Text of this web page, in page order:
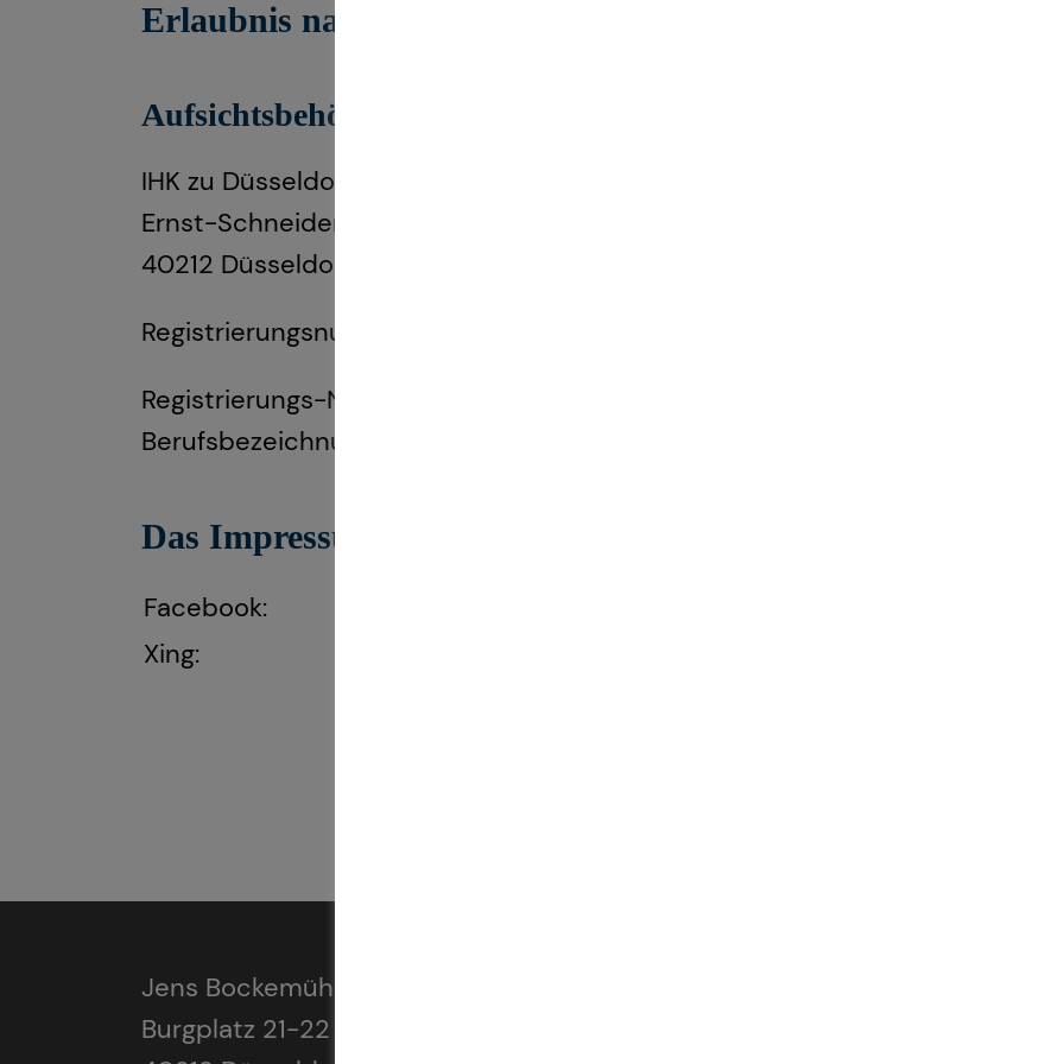
Erlaubnis nach § 34i GewO ​
Aufsichtsbehörde:
IHK zu Düsseldorf
Ernst-Schneider-Platz 1
40212 Düsseldorf
Registrierungsnummer: D-W-119-YP5J-91
Registrierungs-Nr. einsehbar unter
Berufsbezeichnung: Immobiliardarlehensvermittler nach § 34i Abs. 1 S. 1
Das Impressum gilt auch für folgende Social Media Profile
Facebook:
Xing:
Jens Bockemühl
Burgplatz 21-22